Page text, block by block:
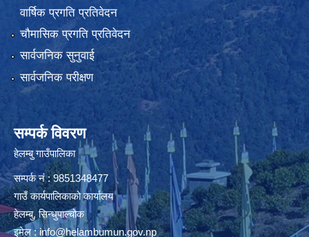
वार्षिक प्रगति प्रतिवेदन
चौमासिक प्रगति प्रतिवेदन
सार्वजनिक सुनुवाई
सार्वजनिक परीक्षण
सम्पर्क विवरण
हेलम्बु गाउँपालिका
सम्पर्क नं : 9851348477
गाउँ कार्यपालिकाको कार्यालय
हेलम्बु, सिन्धुपाल्चोक
इमेल :info@helambumun.gov.np